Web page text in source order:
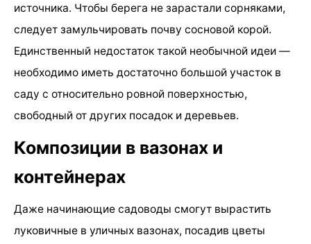
источника. Чтобы берега не зарастали сорняками,
следует замульчировать почву сосновой корой.
Единственный недостаток такой необычной идеи —
необходимо иметь достаточно большой участок в
саду с относительно ровной поверхностью,
свободный от других посадок и деревьев.
Композиции в вазонах и
контейнерах
Даже начинающие садоводы смогут вырастить
луковичные в уличных вазонах, посадив цветы